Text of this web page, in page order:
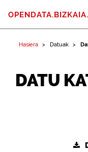
Hasiera Datuak
DATU